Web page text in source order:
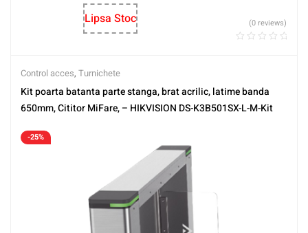
Lipsa Stoc
(0 reviews)
Control acces, Turnichete
Kit poarta batanta parte stanga, brat acrilic, latime banda
650mm, Cititor MiFare, – HIKVISION DS-K3B501SX-L-M-Kit
-25%